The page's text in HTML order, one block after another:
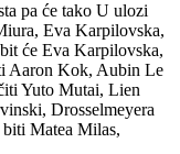
pa će tako U ulozi
Eva Karpilovska,
će Eva Karpilovska,
Aaron Kok, Aubin Le
Yuto Mutai, Lien
Drosselmeyera
biti Matea Milas,